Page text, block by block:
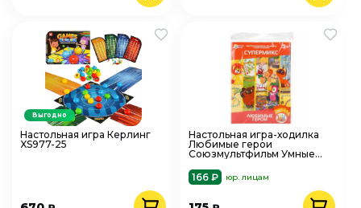
Настольная игра Керлинг
XS977-25
Выгодно
Настольная игра-ходилка
Любимые герои
Союзмультфильм Умные
166 ₽
юр. лицам